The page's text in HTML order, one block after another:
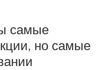
самые
но самые